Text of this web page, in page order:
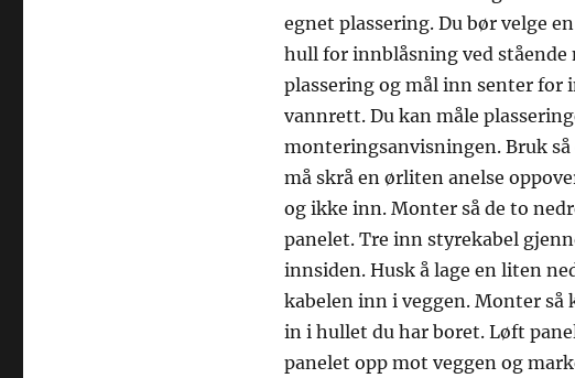
egnet plassering. Du bør velge
hull for innblåsning ved
plassering og mål inn senter for
vannrett. Du kan måle
monteringsanvisningen. Bruk
må skrå en ørliten anelse
og ikke inn. Monter så de to
panelet. Tre inn styrekabel
innsiden. Husk å lage en liten
kabelen inn i veggen. Monter så
in i hullet du har boret. Løft
panelet opp mot veggen og